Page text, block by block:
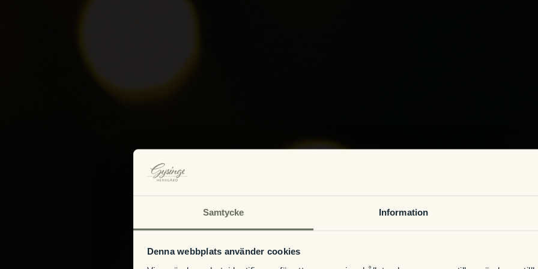
Samtycke Information
Denna webbplats använder cookies